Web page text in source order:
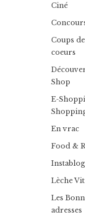
Ciné
Coups de
coeurs
Shop
E-
En vrac
Food &
Instablog
Lèche
Les
adresses